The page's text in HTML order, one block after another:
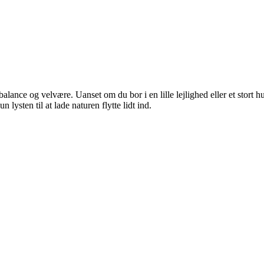
og velvære. Uanset om du bor i en lille lejlighed eller et stort
lysten til at lade naturen flytte lidt ind.